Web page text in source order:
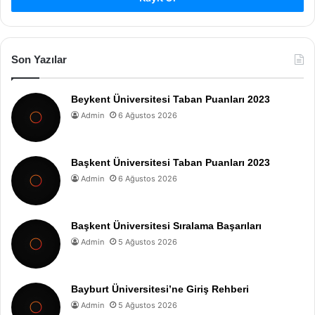
Son Yazılar
Beykent Üniversitesi Taban Puanları 2023
Admin 6 Ağustos 2026
Başkent Üniversitesi Taban Puanları 2023
Admin 6 Ağustos 2026
Başkent Üniversitesi Sıralama Başarıları
Admin 5 Ağustos 2026
Bayburt Üniversitesi’ne Giriş Rehberi
Admin 5 Ağustos 2026